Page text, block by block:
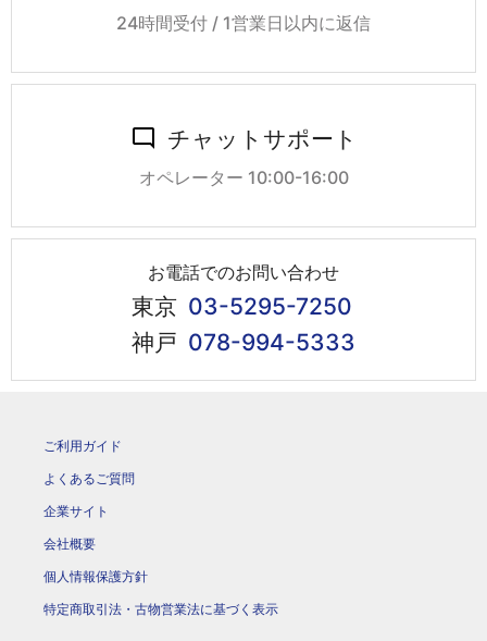
24時間受付 / 1営業日以内に返信
チャットサポート
オペレーター 10:00-16:00
お電話でのお問い合わせ
東京 03-5295-7250
神戸 078-994-5333
ご利用ガイド
よくあるご質問
企業サイト
会社概要
個人情報保護方針
特定商取引法・古物営業法に基づく表示